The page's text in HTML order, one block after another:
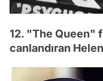
12. "The Queen"
canlandıran